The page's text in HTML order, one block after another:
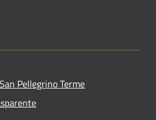
Pellegrino Terme